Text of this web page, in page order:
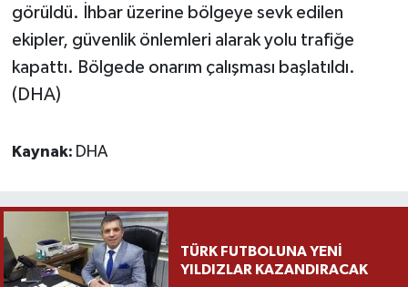
görüldü. İhbar üzerine bölgeye sevk edilen
ekipler, güvenlik önlemleri alarak yolu trafiğe
kapattı. Bölgede onarım çalışması başlatıldı.
(DHA)
Kaynak: DHA
TÜRK FUTBOLUNA YENİ
YILDIZLAR KAZANDIRACAK
AboneHaber Özel